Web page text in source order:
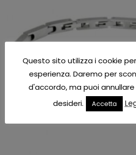
Questo sito utilizza i cookie
esperienza. Daremo per
d'accordo, ma puoi annullare
desideri.
Accetta